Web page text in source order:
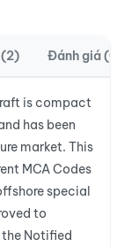
(2) Đánh giá (0)
is compact
has been
market. This
MCA Codes
special
to
the Notified